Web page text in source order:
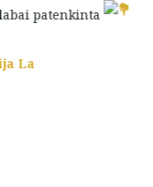
patenkinta
La